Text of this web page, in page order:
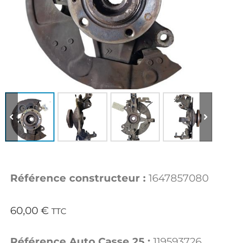
Référence constructeur : 1647857080
60,00 € TTC